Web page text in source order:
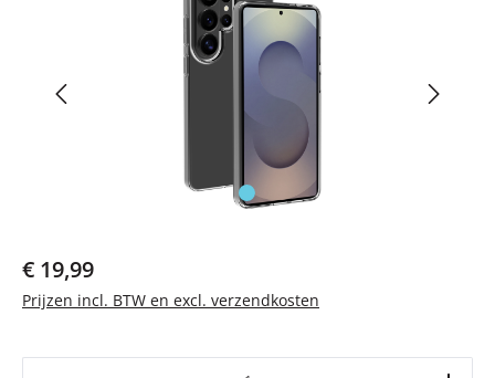
Normale prijs:
€ 19,99
Prijzen incl. BTW en excl. verzendkosten
Producthoeveelheid: Voer de gewenste